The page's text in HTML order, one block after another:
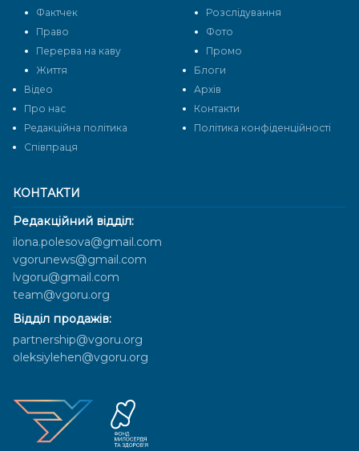
КОНТАКТИ
Редакційний відділ:
ilona.polesova@gmail.com
vgorunews@gmail.com
lvgoru@gmail.com
team@vgoru.org
Відділ продажів:
partnership@vgoru.org
oleksiylehen@vgoru.org
Фактчек
Розслідування
Право
Фото
Перерва на каву
Промо
Життя
Блоги
Відео
Архів
Про нас
Контакти
Редакційна політика
Політика конфіденційності
Cпівпраця